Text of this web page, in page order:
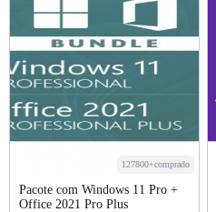
127800+comprado
Pacote com Windows 11 Pro +
Office 2021 Pro Plus